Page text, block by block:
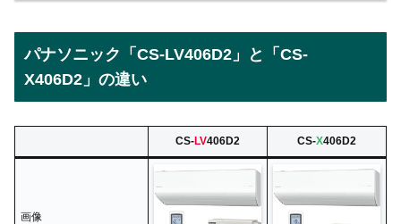
パナソニック「CS-LV406D2」と「CS-
X406D2」の違い
CS-LV406D2 CS-X406D2
画像